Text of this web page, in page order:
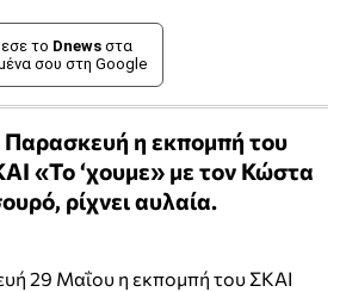
το Dnews στα
σου στη Google
Παρασκευή η εκπομπή του
«Το ‘χουμε» με τον Κώστα
ρίχνει αυλαία.
29 Μαΐου η εκπομπή του ΣΚΑΙ